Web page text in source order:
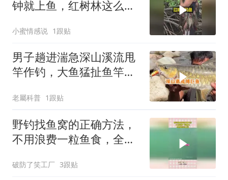
钟就上鱼，红树林这么好
小蜜情感说 1跟贴
男子趟进湍急深山溪流甩
竿作钓，大鱼猛扯鱼竿，
老屬科普 1跟贴
野钓找鱼窝的正确方法，
不用浪费一粒鱼食，全都
破防了笑工厂 3跟贴